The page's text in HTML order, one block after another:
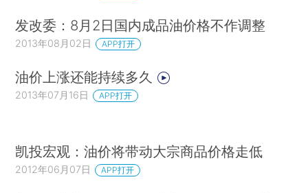
发改委：8月2日国内成品油价格不作调整
2013年08月02日 APP打开
油价上涨还能持续多久
2013年07月16日 APP打开
凯投宏观：油价将带动大宗商品价格走低
2012年06月07日 APP打开